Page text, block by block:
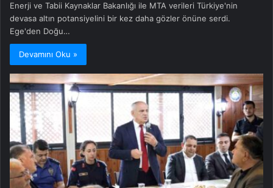
Enerji ve Tabii Kaynaklar Bakanlığı ile MTA verileri Türkiye'nin
devasa altın potansiyelini bir kez daha gözler önüne serdi.
Ege'den Doğu…
Devamını Oku »